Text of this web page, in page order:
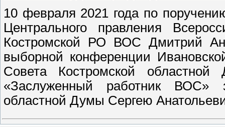
10 февраля 2021 года по
Центрального правления
Костромской РО ВОС Дмитрий
выборной конференции
Совета Костромской
«Заслуженный работник ВОС»
областной Думы Сергею